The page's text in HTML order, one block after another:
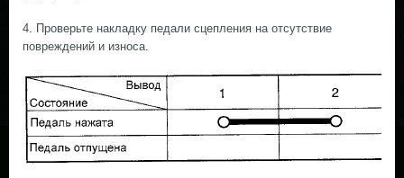
4. Проверьте накладку педали сцепления на отсутствие
повреждений и износа.